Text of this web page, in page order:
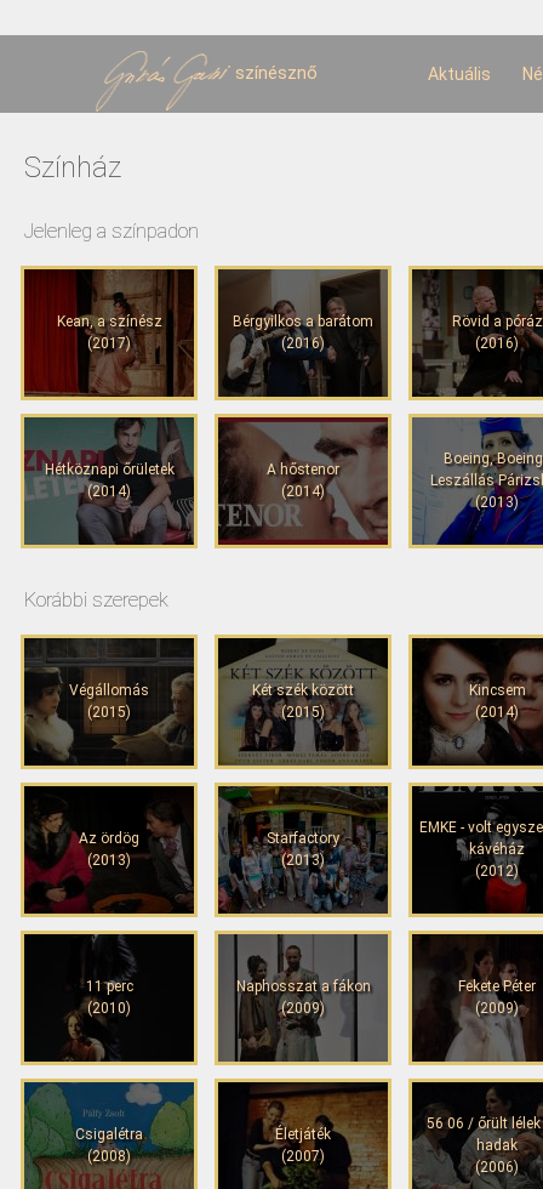
színésznő Aktuális
Színház
Jelenleg a színpadon
Kean, a színész
(2017)
Bérgyilkos a barátom
(2016)
Rövid a póráz
(2016)
Hétköznapi őrületek
(2014)
A hőstenor
(2014)
Boeing,
Leszállás
(2013)
Korábbi szerepek
Végállomás
(2015)
Két szék között
(2015)
Kincsem
(2014)
Az ördög
(2013)
Starfactory
(2013)
EMKE - volt
kávéház
(2012)
11 perc
(2010)
Naphosszat a fákon
(2009)
Fekete Péter
(2009)
Csigalétra
(2008)
Életjáték
(2007)
56 06 / őrült lélek
hadak
(2006)